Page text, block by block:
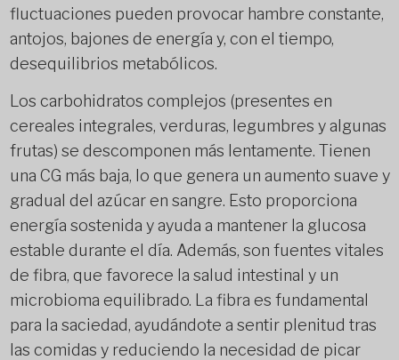
fluctuaciones pueden provocar hambre constante,
antojos, bajones de energía y, con el tiempo,
desequilibrios metabólicos.
Los carbohidratos complejos (presentes en
cereales integrales, verduras, legumbres y algunas
frutas) se descomponen más lentamente. Tienen
una CG más baja, lo que genera un aumento suave y
gradual del azúcar en sangre. Esto proporciona
energía sostenida y ayuda a mantener la glucosa
estable durante el día. Además, son fuentes vitales
de fibra, que favorece la salud intestinal y un
microbioma equilibrado. La fibra es fundamental
para la saciedad, ayudándote a sentir plenitud tras
las comidas y reduciendo la necesidad de picar